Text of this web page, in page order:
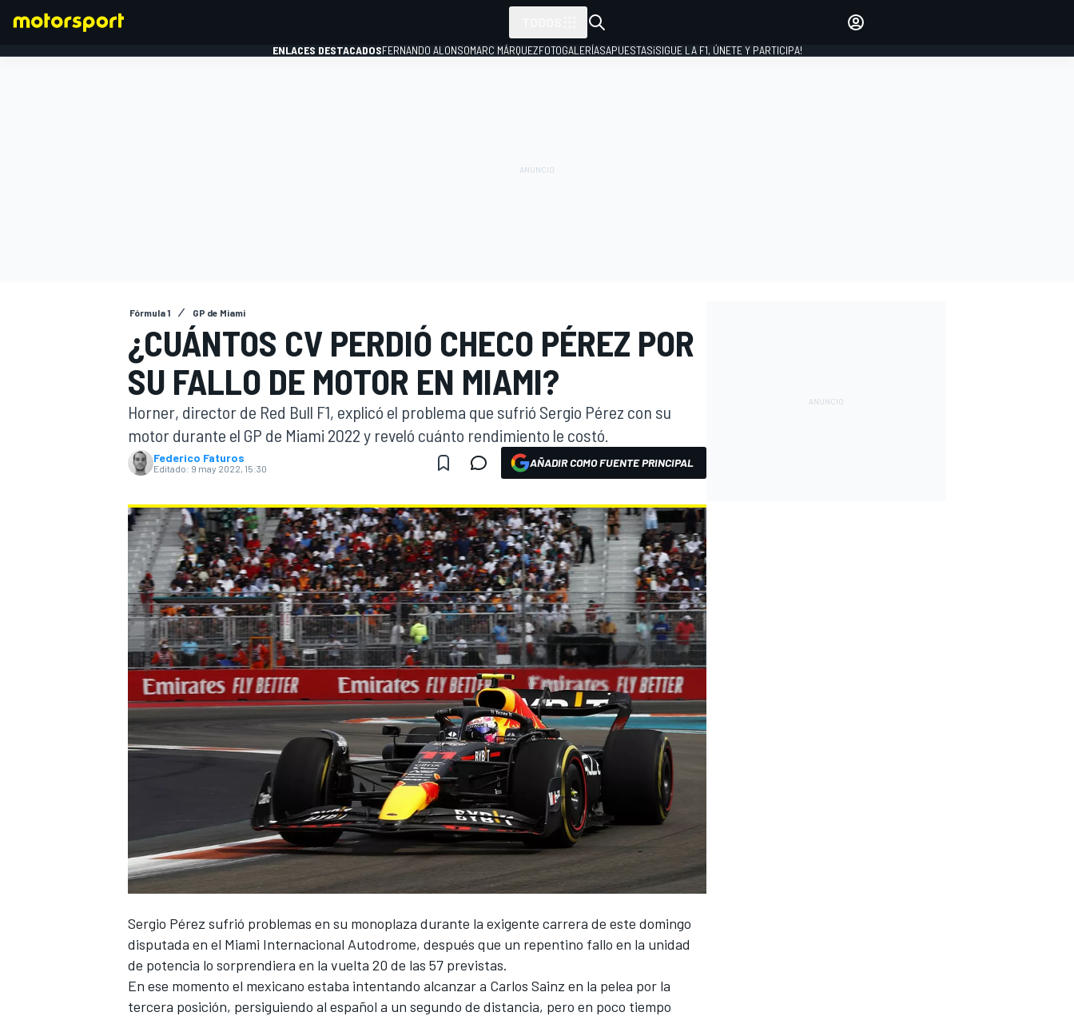
WEC FÓRMULA E
ENLACES DESTACADOSFERNANDO ALONSOMARC MÁRQUEZFOTOGALERÍASAPUESTAS¡SIGUE LA F1, ÚNETE Y PARTICIPA!
Fórmula 1 GP de Miami
¿CUÁNTOS CV PERDIÓ CHECO PÉREZ POR
SU FALLO DE MOTOR EN MIAMI?
Horner, director de Red Bull F1, explicó el problema que sufrió Sergio Pérez con su
motor durante el GP de Miami 2022 y reveló cuánto rendimiento le costó.
Federico Faturos
Editado: 9 may 2022, 15:30 AÑADIR COMO FUENTE PRINCIPAL
Sergio Pérez sufrió problemas en su monoplaza durante la exigente carrera de este domingo
disputada en el Miami Internacional Autodrome, después que un repentino fallo en la unidad
de potencia lo sorprendiera en la vuelta 20 de las 57 previstas.
En ese momento el mexicano estaba intentando alcanzar a Carlos Sainz en la pelea por la
tercera posición, persiguiendo al español a un segundo de distancia, pero en poco tiempo